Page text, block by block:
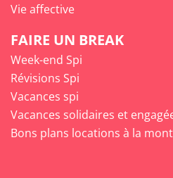
Vie affective
FAIRE UN BREAK
Week-end Spi
Révisions Spi
Vacances spi
Vacances solidaires et
Bons plans locations à la